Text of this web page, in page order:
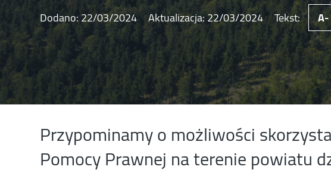
Dodano:22/03/2024 Aktualizacja:22/03/2024 Tekst: A-
Przypominamy o możliwości
Pomocy Prawnej na terenie powiatu